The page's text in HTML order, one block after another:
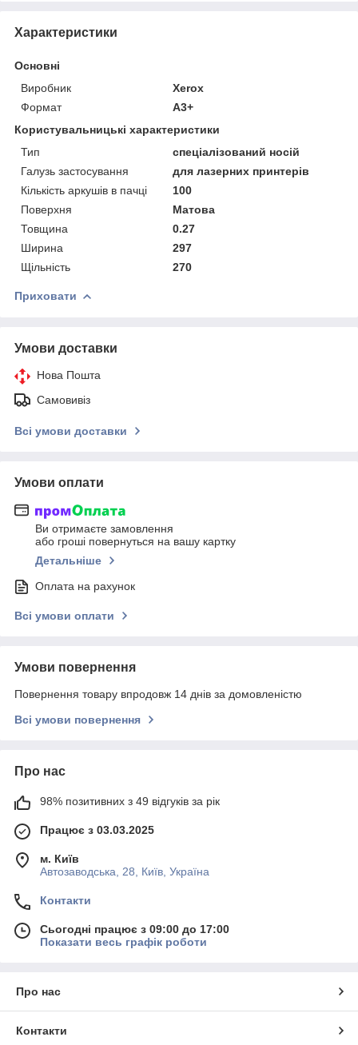
Характеристики
Основні
Виробник
Xerox
Формат
А3+
Користувальницькі характеристики
Тип
спеціалізований носій
Галузь застосування
для лазерних принтерів
Кількість аркушів в пачці
100
Поверхня
Матова
Товщина
0.27
Ширина
297
Щільність
270
Приховати
Умови доставки
Нова Пошта
Самовивіз
Всі умови доставки
Умови оплати
Ви отримаєте замовлення
або гроші повернуться на вашу картку
Детальніше
Оплата на рахунок
Всі умови оплати
Умови повернення
Повернення товару впродовж 14 днів за домовленістю
Всі умови повернення
Про нас
98% позитивних з 49 відгуків за рік
Працює з 03.03.2025
м. Київ
Автозаводська, 28, Київ, Україна
Контакти
Сьогодні працює з 09:00 до 17:00
Показати весь графік роботи
Про нас
Контакти